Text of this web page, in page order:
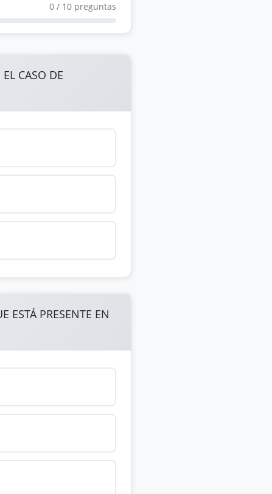
0 / 10 preguntas
CASO DE
ESTÁ PRESENTE EN